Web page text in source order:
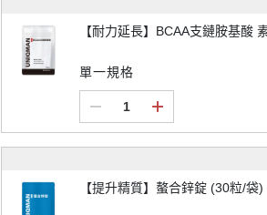
【耐力延長】BCAA支鏈胺基酸
單一規格
【提升精質】螯合鋅錠 (30粒/袋)